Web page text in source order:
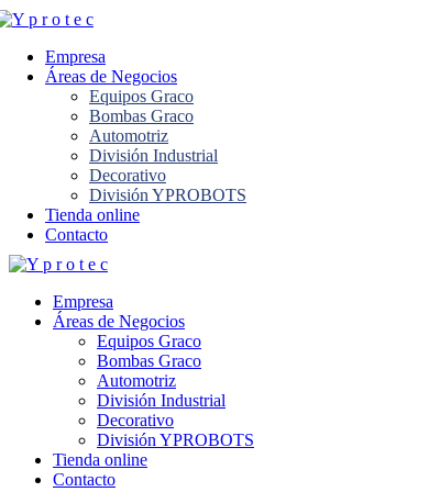
Empresa
Áreas de Negocios
Equipos Graco
Bombas Graco
Automotriz
División Industrial
Decorativo
División YPROBOTS
Tienda online
Contacto
Empresa
Áreas de Negocios
Equipos Graco
Bombas Graco
Automotriz
División Industrial
Decorativo
División YPROBOTS
Tienda online
Contacto